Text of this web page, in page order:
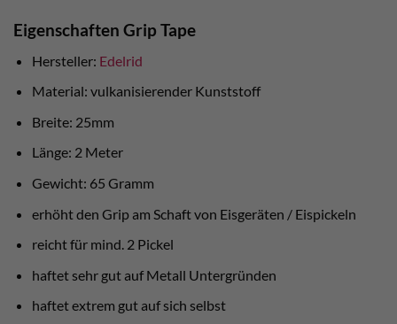
Eigenschaften Grip Tape
Hersteller: Edelrid
Material: vulkanisierender Kunststoff
Breite: 25mm
Länge: 2 Meter
Gewicht: 65 Gramm
erhöht den Grip am Schaft von Eisgeräten / Eispickeln
reicht für mind. 2 Pickel
haftet sehr gut auf Metall Untergründen
haftet extrem gut auf sich selbst